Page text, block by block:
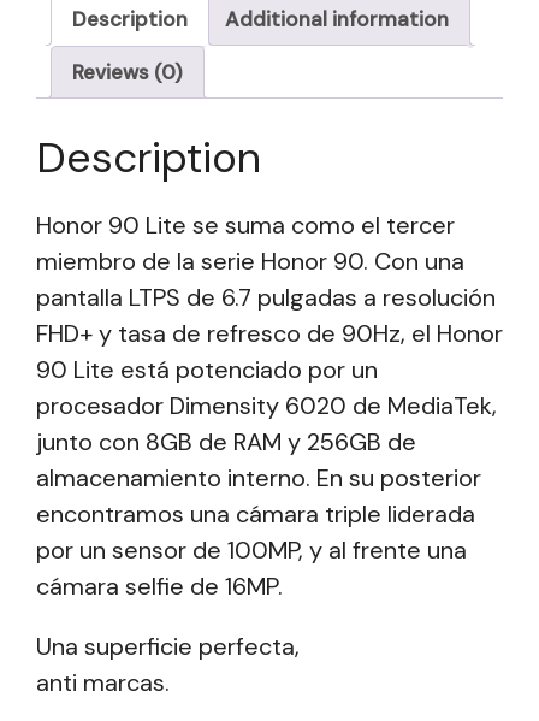
Description
Additional information
Reviews (0)
Description
Honor 90 Lite se suma como el tercer
miembro de la serie Honor 90. Con una
pantalla LTPS de 6.7 pulgadas a resolución
FHD+ y tasa de refresco de 90Hz, el Honor
90 Lite está potenciado por un
procesador Dimensity 6020 de MediaTek,
junto con 8GB de RAM y 256GB de
almacenamiento interno. En su posterior
encontramos una cámara triple liderada
por un sensor de 100MP, y al frente una
cámara selfie de 16MP.
Una superficie perfecta,
anti marcas.